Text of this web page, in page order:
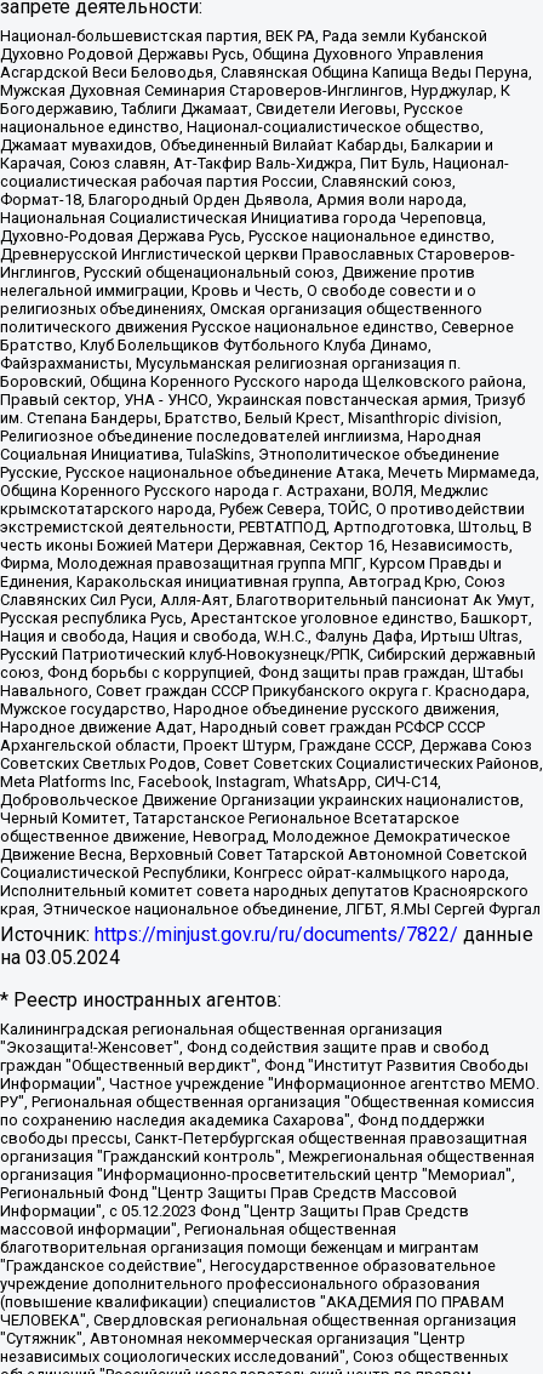
запрете деятельности:
Национал-большевистская партия, ВЕК РА, Рада земли Кубанской
Духовно Родовой Державы Русь, Община Духовного Управления
Асгардской Веси Беловодья, Славянская Община Капища Веды Перуна,
Мужская Духовная Семинария Староверов-Инглингов, Нурджулар, К
Богодержавию, Таблиги Джамаат, Свидетели Иеговы, Русское
национальное единство, Национал-социалистическое общество,
Джамаат мувахидов, Объединенный Вилайат Кабарды, Балкарии и
Карачая, Союз славян, Ат-Такфир Валь-Хиджра, Пит Буль, Национал-
социалистическая рабочая партия России, Славянский союз,
Формат-18, Благородный Орден Дьявола, Армия воли народа,
Национальная Социалистическая Инициатива города Череповца,
Духовно-Родовая Держава Русь, Русское национальное единство,
Древнерусской Инглистической церкви Православных Староверов-
Инглингов, Русский общенациональный союз, Движение против
нелегальной иммиграции, Кровь и Честь, О свободе совести и о
религиозных объединениях, Омская организация общественного
политического движения Русское национальное единство, Северное
Братство, Клуб Болельщиков Футбольного Клуба Динамо,
Файзрахманисты, Мусульманская религиозная организация п.
Боровский, Община Коренного Русского народа Щелковского района,
Правый сектор, УНА - УНСО, Украинская повстанческая армия, Тризуб
им. Степана Бандеры, Братство, Белый Крест, Misanthropic division,
Религиозное объединение последователей инглиизма, Народная
Социальная Инициатива, TulaSkins, Этнополитическое объединение
Русские, Русское национальное объединение Атака, Мечеть Мирмамеда,
Община Коренного Русского народа г. Астрахани, ВОЛЯ, Меджлис
крымскотатарского народа, Рубеж Севера, ТОЙС, О противодействии
экстремистской деятельности, РЕВТАТПОД, Артподготовка, Штольц, В
честь иконы Божией Матери Державная, Сектор 16, Независимость,
Фирма, Молодежная правозащитная группа МПГ, Курсом Правды и
Единения, Каракольская инициативная группа, Автоград Крю, Союз
Славянских Сил Руси, Алля-Аят, Благотворительный пансионат Ак Умут,
Русская республика Русь, Арестантское уголовное единство, Башкорт,
Нация и свобода, Нация и свобода, W.H.С., Фалунь Дафа, Иртыш Ultras,
Русский Патриотический клуб-Новокузнецк/РПК, Сибирский державный
союз, Фонд борьбы с коррупцией, Фонд защиты прав граждан, Штабы
Навального, Совет граждан СССР Прикубанского округа г. Краснодара,
Мужское государство, Народное объединение русского движения,
Народное движение Адат, Народный совет граждан РСФСР СССР
Архангельской области, Проект Штурм, Граждане СССР, Держава Союз
Советских Светлых Родов, Совет Советских Социалистических Районов,
Meta Platforms Inc, Facebook, Instagram, WhatsApp, СИЧ-С14,
Добровольческое Движение Организации украинских националистов,
Черный Комитет, Татарстанское Региональное Всетатарское
общественное движение, Невоград, Молодежное Демократическое
Движение Весна, Верховный Совет Татарской Автономной Советской
Социалистической Республики, Конгресс ойрат-калмыцкого народа,
Исполнительный комитет совета народных депутатов Красноярского
края, Этническое национальное объединение, ЛГБТ, Я.МЫ Сергей Фургал
Источник: https://minjust.gov.ru/ru/documents/7822/ данные
на 03.05.2024
* Реестр иностранных агентов:
Калининградская региональная общественная организация "Экозащита!-Женсовет", Фонд содействия защите прав и свобод граждан "Общественный вердикт", Фонд "Институт Развития Свободы Информации", Частное учреждение "Информационное агентство МЕМО. РУ", Региональная общественная организация "Общественная комиссия по сохранению наследия академика Сахарова", Фонд поддержки свободы прессы, Санкт-Петербургская общественная правозащитная организация "Гражданский контроль", Межрегиональная общественная организация "Информационно-просветительский центр "Мемориал", Региональный Фонд "Центр Защиты Прав Средств Массовой Информации", с 05.12.2023 Фонд "Центр Защиты Прав Средств массовой информации", Региональная общественная благотворительная организация помощи беженцам и мигрантам "Гражданское содействие", Негосударственное образовательное учреждение дополнительного профессионального образования (повышение квалификации) специалистов "АКАДЕМИЯ ПО ПРАВАМ ЧЕЛОВЕКА", Свердловская региональная общественная организация "Сутяжник", Автономная некоммерческая организация "Центр независимых социологических исследований", Союз общественных объединений "Российский исследовательский центр по правам человека", Региональное общественное учреждение научно-информационный центр "МЕМОРИАЛ", Некоммерческая организация "Фонд защиты гласности", Автономная некоммерческая организация "Институт прав человека", Городская общественная организация "Екатеринбургское общество "МЕМОРИАЛ", Городская общественная организация "Рязанское историко-просветительское и правозащитное общество "Мемориал" (Рязанский Мемориал), Челябинский региональный орган общественной самодеятельности – женское общественное объединение "Женщины Евразии", Челябинский региональный орган общественной самодеятельности "Уральская правозащитная группа", Фонд содействия защите здоровья и социальной справедливости имени Андрея Рылькова, Автономная Некоммерческая Организация "Аналитический Центр Юрия Левады", Автономная некоммерческая организация социальной поддержки населения "Проект Апрель", Региональная общественная организация помощи женщинам и детям, находящимся в кризисной ситуации "Информационно-методический центр "Анна", Фонд содействия развитию массовых коммуникаций и правовому просвещению "Так-так-Так", Фонд содействия устойчивому развитию "Серебряная тайга", Свердловский региональный общественный фонд социальных проектов "Новое время", "Idel.Реалии", Кавказ.Реалии, Крым.Реалии, Телеканал Настоящее Время, Татаро-башкирская служба Радио Свобода (Azatliq Radiosi), Радио Свободная Европа/Радио Свобода (PCE/PC), "Сибирь.Реалии", "Фактограф", Благотворительный фонд помощи осужденным и их семьям, Автономная некоммерческая организация "Институт глобализации и социальных движений", Фонд "В защиту прав заключенных", Частное учреждение "Центр поддержки и содействия развитию средств массовой информации", Пензенский региональный общественный благотворительный фонд "Гражданский союз", "Север.Реалии", Некоммерческая организация Фонд "Правовая инициатива", Общество с ограниченной ответственностью "Радио Свободная Европа/Радио Свобода", Чешское информационное агентство "MEDIUM-ORIENT", Красноярская региональная общественная организация "Мы против СПИДа", Камалягин Денис Николаевич, Маркелов Сергей Евгеньевич, Пономарев Лев Александрович, Савицкая Людмила Алексеевна, Автономная некоммерческая организация "Центр по работе с проблемой насилия "НАСИЛИЮ.НЕТ", Межрегиональный профессиональный союз работников здравоохранения "Альянс врачей", Юридическое лицо, зарегистрированное в Латвийской Республике, SIA "Medusa Project" (регистрационный номер 40103797863, дата регистрации 10.06.2014), Некоммерческая организация "Фонд по борьбе с коррупцией", Автономная некоммерческая организация "Институт права и публичной политики", Баданин Роман Сергеевич, Гликин Максим Александрович, Железнова Мария Михайловна, Лукьянова Юлия Сергеевна, Маетная Елизавета Витальевна, Маняхин Петр Борисович, Чуракова Ольга Владимировна, Ярош Юлия Петровна, Юридическое лицо "The Insider SIA", зарегистрированное в Риге, Латвийская Республика (дата регистрации 26.06.2015), являющееся администратором доменного имени интернет-издания "The Insider SIA", https://theins.ru, Постернак Алексей Евгеньевич, Рубин Михаил Аркадьевич, Анин Роман Александрович, Юридическое лицо Istories fonds, зарегистрированное в Латвийской Республике (регистрационный номер 50008295751, дата регистрации 24.02.2020), Великовский Дмитрий Александрович, Долинина Ирина Николаевна, Мароховская Алеся Алексеевна, Шлейнов Роман Юрьевич, Шмагун Олеся Валентиновна, Общество с ограниченной ответственностью "Альтаир 2021", Общество с ограниченной ответственностью "Вега 2021", Общество с ограниченной ответственностью "Главный редактор 2021", Общество с ограниченной ответственностью "Ромашки монолит", Важенков Артем Валерьевич, Ивановская областная общественная организация "Центр гендерных исследований", Гурман Юрий Альбертович, Медиапроект "ОВД-Инфо", Егоров Владимир Владимирович, Жилинский Владимир Александрович, Общество с ограниченной ответственностью "ЗП", Иванова София Юрьевна, Карезина Инна Павловна, Кильтау Екатерина Викторовна, Петров Алексей Викторович, Пискунов Сергей Евгеньевич, Смирнов Сергей Сергеевич, Тихонов Михаил Сергеевич, Общество с ограниченной ответственностью "ЖУРНАЛИСТ-ИНОСТРАННЫЙ АГЕНТ", Арапова Галина Юрьевна, Вольтская Татьяна Анатольевна, Американская компания "Mason G.E.S. Anonymous Foundation" (США), являющаяся владельцем интернет-издания https://mnews.world/, Компания "Stichting Bellingcat", зарегистрированная в Нидерландах (дата регистрации 11.07.2018), Захаров Андрей Вячеславович, Клепиковская Екатерина Дмитриевна, Общество с ограниченной ответственностью "МЕМО", Перл Роман Александрович, Симонов Евгений Алексеевич, Соловьева Елена Анатольевна, Сотников Даниил Владимирович, Сурначева Елизавета Дмитриевна, Автономная некоммерческая организация по защите прав человека и информированию населения "Якутия – Наше Мнение", Общество с ограниченной ответственностью "Москоу диджитал медиа", с 26.01.2023 Общество с ограниченной ответственностью "Чайка Белые сады", Ветошкина Валерия Валерьевна, Заговора Максим Александрович, Межрегиональное общественное движение "Российская ЛГБТ - сеть", Оленичев Максим Владимирович, Павлов Иван Юрьевич, Скворцова Елена Сергеевна, Общество с ограниченной ответственностью "Как бы инагент", Кочетков Игорь Викторович, Общество с ограниченной ответственностью "Честные выборы", Еланчик Олег Александрович, Общество с ограниченной ответственностью "Нобелевский призыв", Гималова Регина Эмилевна, Григорьев Андрей Валерьевич, Григорьева Алина Александровна, Ассоциация по содействию защите прав призывников, альтернативнослужащих и военнослужащих "Правозащитная группа "Гражданин.Армия.Право", Хисамова Регина Фаритовна, Автономная некоммерческая организация по реализации социально-правовых программ "Лилит", Дальневосточное общественное движение "Маяк", Санкт-Петербургская ЛГБТ-инициативная группа "Выход", Инициативная группа ЛГБТ+ "Реверс", Алексеев Андрей Викторович, Бекбулатова Таисия Львовна, Беляев Иван Михайлович, Владыкина Елена Сергеевна, Гельман Марат Александрович, Никульшина Вероника Юрьевна, Толоконникова Надежда Андреевна, Шендерович Виктор Анатольевич, Общество с ограниченной ответственностью "Данное сообщение", Общество с ограниченной ответственностью Издательский дом "Новая глава", Айнбиндер Александра Александровна, Московский комьюнити-центр для ЛГБТ+инициатив, Благотворительный фонд развития филантропии, Deutsche Welle (Германия, Kurt-Schumacher-Strasse 3, 53113 Bonn), Борзунова Мария Михайловна, Воробьев Виктор Викторович, Голубева Анна Львовна, Константинова Алла Михайловна, Малкова Ирина Владимировна, Мурадов Мурад Абдулгалимович, Осетинская Елизавета Николаевна, Понасенков Евгений Николаевич, Ганапольский Матвей Юрьевич, Киселев Евгений Алексеевич, Борухович Ирина Григорьевна, Дремин Иван Тимофеевич, Дубровский Дмитрий Викторович, Красноярская региональная общественная организация поддержки и развития альтернативных образовательных технологий и межкультурных коммуникаций "ИНТЕРРА", Маяковская Екатерина Алексеевна, Фейгин Марк Захарович, Филимонов Андрей Викторович, Дзугкоева Регина Николаевна, Доброхотов Роман Александрович, Дудь Юрий Александрович, Елкин Сергей Владимирович, Кругликов Кирилл Игоревич, Сабунаева Мария Леонидовна, Семенов Алексей Владимирович, Шаинян Карен Багратович, Шульман Екатерина Михайловна, Асафьев Артур Валерьевич, Вахштайн Виктор Семенович, Венедиктов Алексей Алексеевич, Лушникова Екатерина Евгеньевна, Волков Леонид Михайлович, Невзоров Александр Глебович, Пархоменко Сергей Борисович, Сироткин Ярослав Николаевич, Кара-Мурза Владимир Владимирович, Баранова Наталья Владимировна, Гозман Леонид Яковлевич, Кагарлицкий Борис Юльевич, Климарев Михаил Валерьевич, Милов Владимир Станиславович, Автономная некоммерческая организация Краснодарский центр современного искусства "Типография", Моргенштерн Алишер Тагирович, Соболь Любовь Эдуардовна, Общество с ограниченной ответственностью "ЛИЗА НОРМ", Каспаров Гарри Кимович, Ходорковский Михаил Борисович, Общество с ограниченной ответственностью "Апрельские тезисы", Данилович Ирина Брониславовна, Кашин Олег Владимирович, Петров Николай Владимирович, Пивоваров Алексей Владимирович, Соколов Михаил Владимирович, Цветкова Юлия Владимировна, Чичваркин Евгений Александрович, Комитет против пыток/Команда против пыток, Общество с ограниченной ответственностью "Первый научный", Общество с ограниченной ответственностью "Вертолет и ко", Белоцерковская Вероника Борисовна, Кац Максим Евгеньевич, Лазарева Татьяна Юрьевна, Шаведдинов Руслан Табризович, Яшин Илья Валерьевич, Общество с ограниченной ответственностью "Иноагент ААВ", Алешковский Дмитрий Петрович, Альбац Евгения Марковна, Быков Дмитрий Львович, Галямина Юлия Евгеньевна, Лойко Сергей Леонидович, Мартынов Кирилл Константинович, Медведев Сергей Александрович, Крашенинников Федор Геннадиевич, Гордеева Катерина Вл